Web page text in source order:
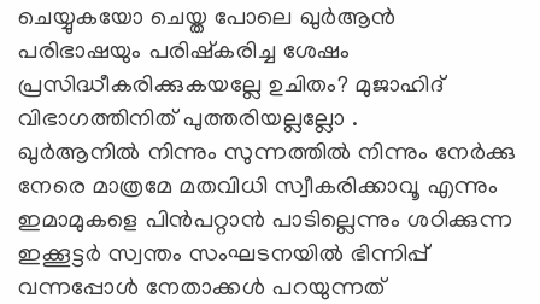
ചെയ്യുകയോ ചെയ്ത പോലെ ഖുർആൻ
പരിഭാഷയും പരിഷ്കരിച്ച ശേഷം
പ്രസിദ്ധീകരിക്കുകയല്ലേ ഉചിതം? മുജാഹിദ്
വിഭാഗത്തിനിത് പുത്തരിയല്ലല്ലോ .
ഖുർആനിൽ നിന്നും സുന്നത്തിൽ നിന്നും നേർക്കു
നേരെ മാത്രമേ മതവിധി സ്വീകരിക്കാവൂ എന്നും
ഇമാമുകളെ പിൻപറ്റാൻ പാടില്ലെന്നും ശഠിക്കുന്ന
ഇക്കൂട്ടർ സ്വന്തം സംഘടനയിൽ ഭിന്നിപ്പ്
വന്നപ്പോൾ നേതാക്കൾ പറയുന്നത്